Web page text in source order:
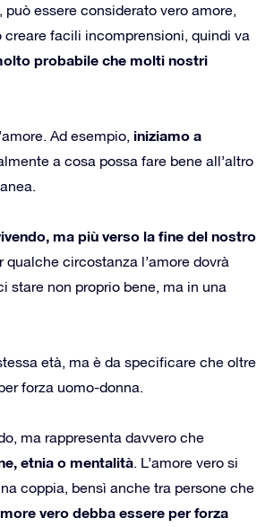
essere considerato vero amore,
facili incomprensioni, quindi va
probabile che molti nostri
Ad esempio, iniziamo a
a cosa possa fare bene all’altro
ma più verso la fine del nostro
qualche circostanza l’amore dovrà
stare non proprio bene, ma in una
età, ma è da specificare che oltre
forza uomo-donna.
ma rappresenta davvero che
etnia o mentalità. L’amore vero si
coppia, bensì anche tra persone che
vero debba essere per forza